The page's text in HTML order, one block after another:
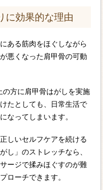
に効果的な理由
ある筋肉をほぐしながら
悪くなった肩甲骨の可動
の方に肩甲骨はがしを実施
たとしても、日常生活で
なってしまいます。
しいセルフケアを続ける
し」のストレッチなら、
ージで揉みほぐすのが難
ローチできます。